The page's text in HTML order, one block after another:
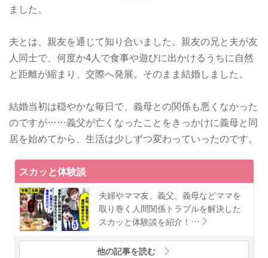
ました。
夫とは、親友を通じて知り合いました。親友の兄と夫が友
人同士で、何度か4人で食事や遊びに出かけるうちに自然
と距離が縮まり、交際へ発展。そのまま結婚しました。
結婚当初は穏やかな毎日で、義母との関係も悪くなかった
のですが……義父が亡くなったことをきっかけに義母と同
居を始めてから、生活は少しずつ変わっていったのです。
スカッと体験談
夫婦やママ友、義父、義母などママを
取り巻く人間関係トラブルを解決した
スカッと体験談を紹介！…
他の記事を読む